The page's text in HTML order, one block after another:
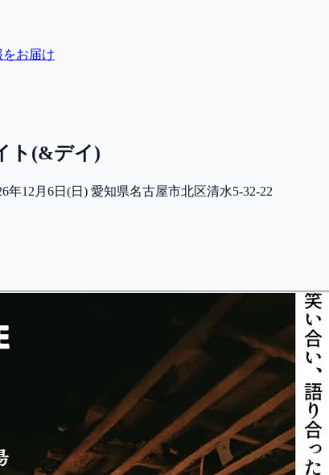
お届け
ト(&デイ)
年12月6日(日) 愛知県名古屋市北区清水5-32-22